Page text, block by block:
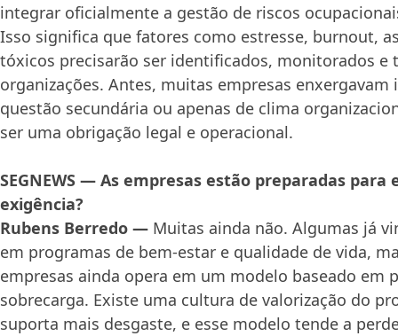
integrar oficialmente a gestão de riscos
Isso significa que fatores como estresse, burnout,
tóxicos precisarão ser identificados, monitorados e
organizações. Antes, muitas empresas enxergavam
questão secundária ou apenas de clima
ser uma obrigação legal e operacional.
SEGNEWS — As empresas estão preparadas para
exigência?
Rubens Berredo — Muitas ainda não. Algumas já
em programas de bem-estar e qualidade de vida,
empresas ainda opera em um modelo baseado em
sobrecarga. Existe uma cultura de valorização do
suporta mais desgaste, e esse modelo tende a